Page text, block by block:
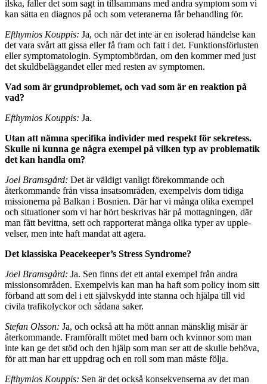
ilska, faller det som sagt in tillsam­mans med andra symptom som vi
kan sätta en diagnos på och som veteranerna får behandling för.
Efthymios Kouppis: Ja, och när det inte är en isolerad händelse kan
det vara svårt att gissa eller få fram och fatt i det. Funktionsförlusten
eller symptomatologin. Symptombördan, om den kommer med just
det skuld­beläggandet eller med resten av symptomen.
Vad som är grundproblemet, och vad som är en re­aktion på
vad?
Efthymios Kouppis: Ja.
Utan att nämna specifika individer med respekt för sekretess.
Skulle ni kunna ge några exempel på vil­ken typ av problematik
det kan handla om?
Joel Bramsgård: Det är väldigt vanligt förekommande och
återkommande från vissa insatsområden, exempel­vis dom tidiga
missionerna på Balkan i Bosnien. Där har vi många olika exempel
och situationer som vi har hört beskrivas här på mottagningen, där
man fått be­vittna, sett och rapporterat många olika typer av upple­
velser, men inte haft mandat att agera.
Det klassiska Peacekeeper’s Stress Syndrome?
Joel Bramsgård: Ja. Sen finns det ett antal exempel från andra
missionsområden. Exempelvis kan man ha haft som policy inom sitt
förband att som del i ett själv­skydd inte stanna och hjälpa till vid
civila trafikolyckor och sådana saker.
Stefan Olsson: Ja, och också att ha mött annan mänsklig misär är
återkommande. Framförallt mötet med barn och kvinnor som man
inte kan ge det stöd och den hjälp som man ser att de skulle behöva,
för att man har ett uppdrag och en roll som man måste följa.
Efthymios Kouppis: Sen är det också konsekvenserna av det man